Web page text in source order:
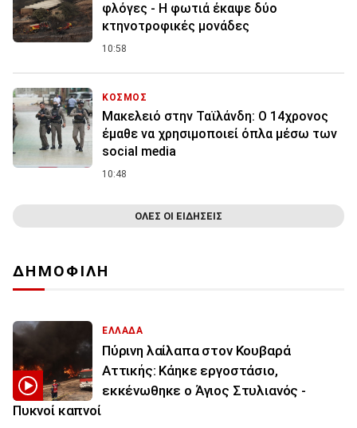
φλόγες - Η φωτιά έκαψε δύο
κτηνοτροφικές μονάδες
10:58
ΚΟΣΜΟΣ
Μακελειό στην Ταϊλάνδη: Ο 14χρονος
έμαθε να χρησιμοποιεί όπλα μέσω των
social media
10:48
ΟΛΕΣ ΟΙ ΕΙΔΗΣΕΙΣ
ΔΗΜΟΦΙΛΗ
ΕΛΛΑΔΑ
Πύρινη λαίλαπα στον Κουβαρά
Αττικής: Κάηκε εργοστάσιο,
εκκένωθηκε ο Άγιος Στυλιανός -
Πυκνοί καπνοί